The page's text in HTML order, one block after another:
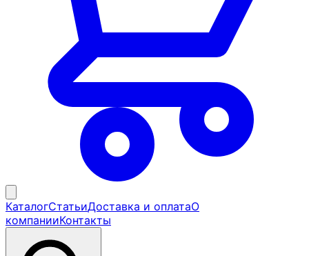
КаталогСтатьиДоставка и оплатаО
компанииКонтакты